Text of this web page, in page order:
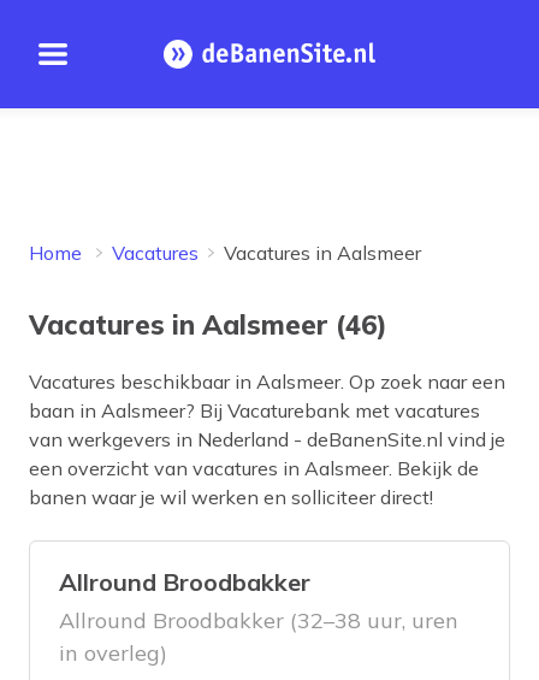
Open menu Homepage
Home Vacatures Vacatures in Aalsmeer
Vacatures in Aalsmeer (46)
Vacatures beschikbaar in Aalsmeer. Op zoek naar een
baan in Aalsmeer? Bij Vacaturebank met vacatures
van werkgevers in Nederland - deBanenSite.nl vind je
een overzicht van vacatures in Aalsmeer. Bekijk de
banen waar je wil werken en solliciteer direct!
Allround Broodbakker
Allround Broodbakker (32–38 uur, uren
in overleg)